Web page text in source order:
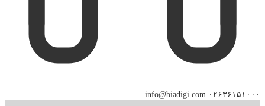
۰۲۶۳۶۱۵۱۰۰۰ info@biadigi.com